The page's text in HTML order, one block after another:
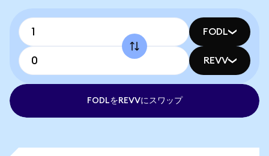
FODL
REVV
FODLをREVVにスワップ